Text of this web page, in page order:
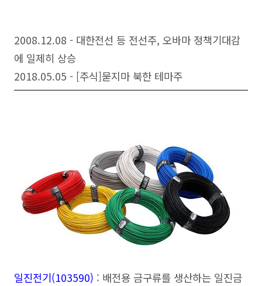
2008.12.08 - 대한전선 등 전선주, 오바마 정책기대감
에 일제히 상승
2018.05.05 - [주식]묻지마 북한 테마주
일진전기(103590) : 배전용 금구류를 생산하는 일진금